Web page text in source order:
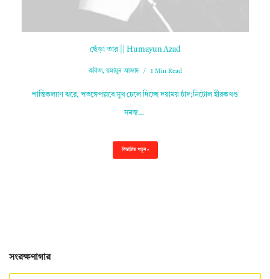
ছেঁড়া তার || Humayun Azad
কবিতা,হুমায়ুন আজাদ 1 Min Read
শান্তিকল্যাণ ঝরে, পতঙ্গেপল্লবে সুখ ঢেলে দিচ্ছে দয়াময় চাঁদ;নিটোল হীরকখণ্ড
সমস্ত…
বিস্তারিত পড়ুন »
সংরক্ষণাগার